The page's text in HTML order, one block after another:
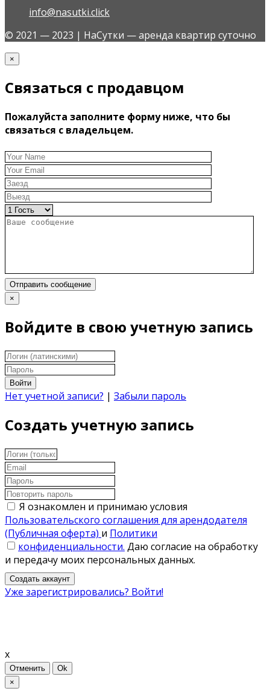
info@nasutki.click
© 2021 — 2023 | НаСутки — аренда квартир суточно
×
Связаться с продавцом
Пожалуйста заполните форму ниже, что бы
связаться с владельцем.
Отправить сообщение
×
Войдите в свою учетную запись
Войти
Нет учетной записи? | Забыли пароль
Создать учетную запись
Я ознакомлен и принимаю условия
Пользовательского соглашения для арендодателя
(Публичная оферта) и Политики
конфиденциальности. Даю согласие на обработку
и передачу моих персональных данных.
Создать аккаунт
Уже зарегистрировались? Войти!
x
Отменить
Ok
×